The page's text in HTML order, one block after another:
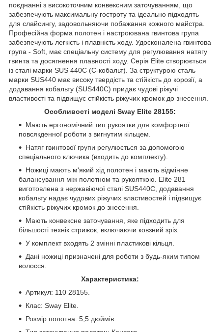
поєднанні з високоточним конвексним заточуванням, що
забезпечують максимальну гостроту та ідеально підходять
для слайсингу, задовольняючи побажання кожного майстра.
Професійна форма полотен і настроювана гвинтова група
забезпечують легкість і плавність ходу. Удосконалена гвинтова
група - Soft, має спеціальну систему для регулювання натягу
гвинта та досягнення плавності ходу. Серія Elite створюється
із сталі марки SUS 440C (С-кобальт). За структурою сталь
марки SUS440 має високу твердість та стійкість до корозії, а
додавання кобальту (SUS440С) придає чудові ріжучі
властивості та підвищує стійкість ріжучих кромок до знесення.
Особливості моделі Sway Elite 28155:
Мають ергономічний тип рукоятки для комфортної
повсякденної роботи з вигнутим кільцем.
Натяг гвинтової групи регулюється за допомогою
спеціального ключика (входить до комплекту).
Ножиці мають м'який хід полотен і мають відмінне
балансування між полотном та рукояткою. Elite 281
виготовлена з нержавіючої сталі SUS440C, додавання
кобальту надає чудових ріжучих властивостей і підвищує
стійкість ріжучих кромок до знесення.
Мають конвексне заточування, яке підходить для
більшості технік стрижок, включаючи ковзний зріз.
У комплект входять 2 змінні пластикові кільця.
Дані ножиці призначені для роботи з будь-яким типом
волосся.
Характеристика:
Артикул: 110 28155.
Клас: Sway Elite.
Розмір полотна: 5,5 дюймів.